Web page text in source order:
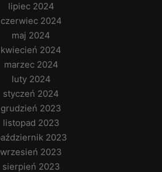
lipiec 2024
czerwiec 2024
maj 2024
kwiecień 2024
marzec 2024
luty 2024
styczeń 2024
grudzień 2023
listopad 2023
2023
wrzesień 2023
sierpień 2023